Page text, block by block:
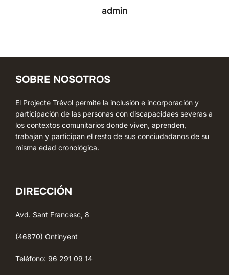
admin
SOBRE NOSOTROS
El Projecte Trévol permite la inclusión e incorporación y
participación de las personas con discapacidaes severas a
los contextos comunitarios donde viven, aprenden,
trabajan y participan el resto de sus conciudadanos de su
misma edad cronológica.
DIRECCIÓN
Avd. Sant Francesc, 8
(46870) Ontinyent
Teléfono: 96 291 09 14